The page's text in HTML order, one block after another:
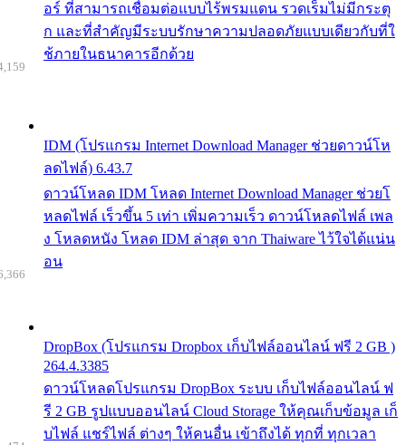
อร์ ที่สามารถเชื่อมต่อแบบไร้พรมแดน รวดเร็มไม่มีกระตุ
ก และที่สำคัญมีระบบรักษาความปลอดภัยแบบเดียวกับที่ใ
ช้ภายในธนาคารอีกด้วย
IDM (โปรแกรม Internet Download Manager ช่วยดาวน์โห
ลดไฟล์) 6.43.7
ดาวน์โหลด IDM โหลด Internet Download Manager ช่วยโ
หลดไฟล์ เร็วขึ้น 5 เท่า เพิ่มความเร็ว ดาวน์โหลดไฟล์ เพล
ง โหลดหนัง โหลด IDM ล่าสุด จาก Thaiware ไว้ใจได้แน่น
อน
DropBox (โปรแกรม Dropbox เก็บไฟล์ออนไลน์ ฟรี 2 GB )
264.4.3385
ดาวน์โหลดโปรแกรม DropBox ระบบ เก็บไฟล์ออนไลน์ ฟ
รี 2 GB รูปแบบออนไลน์ Cloud Storage ให้คุณเก็บข้อมูล เก็
บไฟล์ แชร์ไฟล์ ต่างๆ ให้คนอื่น เข้าถึงได้ ทุกที่ ทุกเวลา